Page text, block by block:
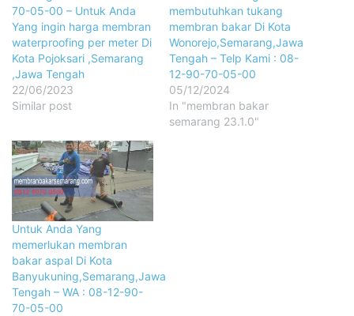
70-05-00 – Untuk Anda
Yang ingin harga membran
waterproofing per meter Di
Kota Pojoksari ,Semarang
,Jawa Tengah
22/06/2023
Similar post
membutuhkan tukang
membran bakar Di Kota
Wonorejo,Semarang,Jawa
Tengah – Telp Kami : 08-
12-90-70-05-00
05/12/2024
In "membran bakar
semarang 23.1.0"
Untuk Anda Yang
memerlukan membran
bakar aspal Di Kota
Banyukuning,Semarang,Jawa
Tengah – WA : 08-12-90-
70-05-00